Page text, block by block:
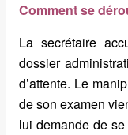
Comment se
La secrétaire
dossier
d’attente. Le
de son examen
lui demande de